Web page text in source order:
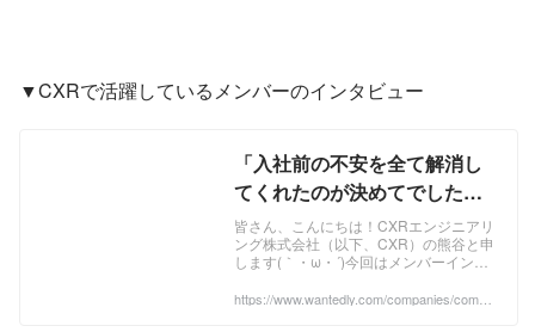
▼CXRで活躍しているメンバーのインタビュー
「入社前の不安を全て解消し
てくれたのが決めてでした」
【メンバーインタビュー#6】 |
メンバーインタビュー
皆さん、こんにちは！CXRエンジニアリ
ング株式会社（以下、CXR）の熊谷と申
します(｀・ω・´)今回はメンバーインタ
太（かじやけいた）さんを紹介させてい
https://www.wantedly.com/companies/compa